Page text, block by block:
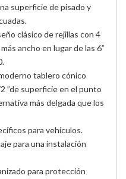
superficie de pisado y
clásico de rejillas con 4
ancho en lugar de las 6”
tablero cónico
”de superficie en el punto
más delgada que los
para vehículos.
para una instalación
para protección